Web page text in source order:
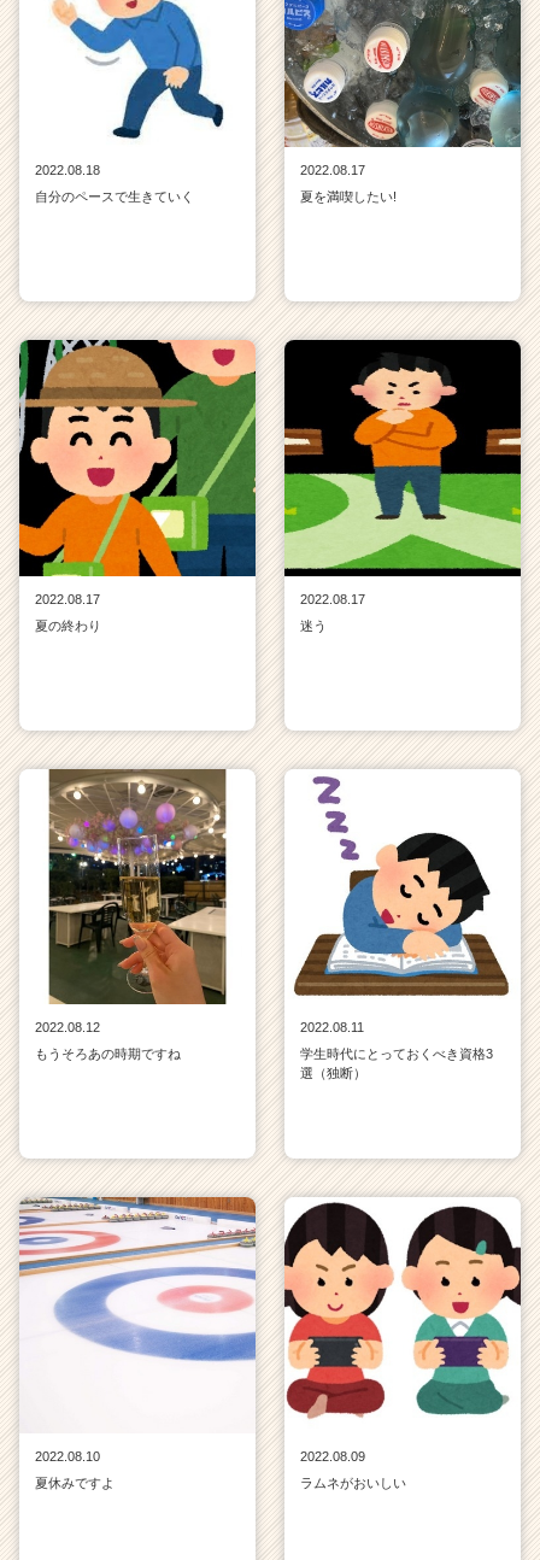
2022.08.18
自分のペースで生きていく
2022.08.17
夏を満喫したい!
2022.08.17
夏の終わり
2022.08.17
迷う
2022.08.12
もうそろあの時期ですね
2022.08.11
学生時代にとっておくべき資格3
選（独断）
2022.08.10
夏休みですよ
2022.08.09
ラムネがおいしい